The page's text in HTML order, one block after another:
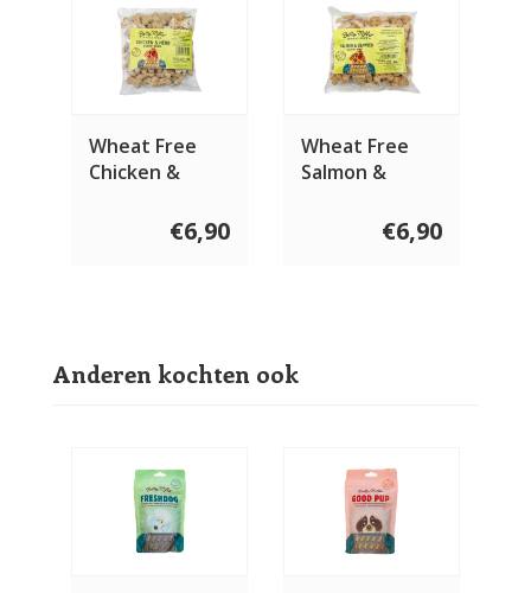
Wheat Free
Chicken &
400 gram€6,90
Wheat Free
Salmon &
bones 400€6,90
Anderen kochten ook